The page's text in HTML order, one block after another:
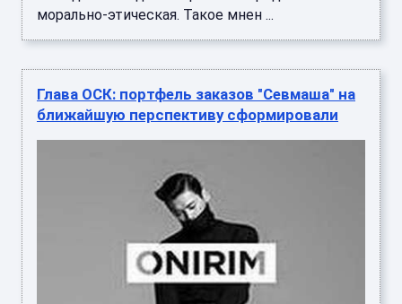
морально-этическая. Такое мнен ...
Глава ОСК: портфель заказов "Севмаша" на
ближайшую перспективу сформировали